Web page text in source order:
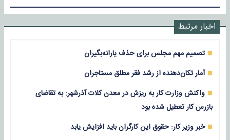
اخبار مرتبط
تصمیم مهم مجلس برای حذف یارانه‌بگیران
آمار تکان‌دهنده از رشد فقر مطلق مستاجران
واکنش وزارت کار به ریزش در معدن کلات آذرشهر: به تقاضای
بازرس کار تعطیل شده بود
خبر وزیر کار: حقوق این کارگران باید افزایش یابد